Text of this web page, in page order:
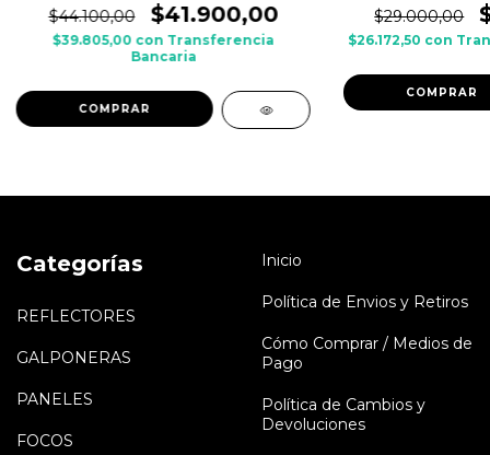
$44.100,00 $41.900,00
$39.805,00 con Transferencia
Bancaria
COMPRAR
$29.000,00
$26.172,50 con
COMPRAR
Categorías
REFLECTORES
GALPONERAS
PANELES
FOCOS
Inicio
Política de Envios y Retiros
Cómo Comprar / Medios de
Pago
Política de Cambios y
Devoluciones